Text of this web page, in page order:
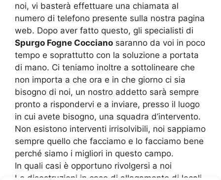
noi, vi basterà effettuare una chiamata al
numero di telefono presente sulla nostra pagina
web. Dopo aver fatto questo, gli specialisti di
Spurgo Fogne Cocciano saranno da voi in poco
tempo e soprattutto con la soluzione a portata
di mano. Ci teniamo inoltre a sottolineare che
non importa a che ora e in che giorno ci sia
bisogno di noi, un nostro addetto sarà sempre
pronto a rispondervi e a inviare, presso il luogo
in cui avete bisogno, una squadra d’intervento.
Non esistono interventi irrisolvibili, noi sappiamo
sempre quello che facciamo e lo facciamo bene
perché siamo i migliori in questo campo.
In quali casi è opportuno rivolgersi a noi
Le disostruzioni in caso di allagamento di locali